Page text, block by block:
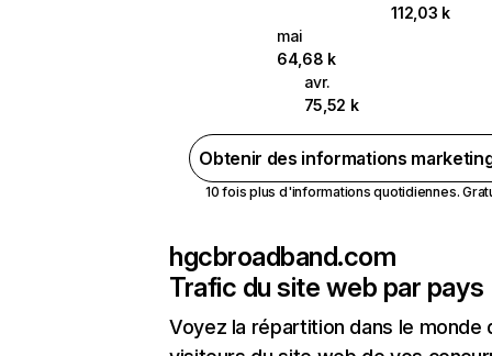
112,03 k
mai
64,68 k
avr.
75,52 k
Obtenir des informations
10 fois plus d'informations quotidiennes.
hgcbroadband.com
Trafic du site web par pays
Voyez la répartition dans le monde